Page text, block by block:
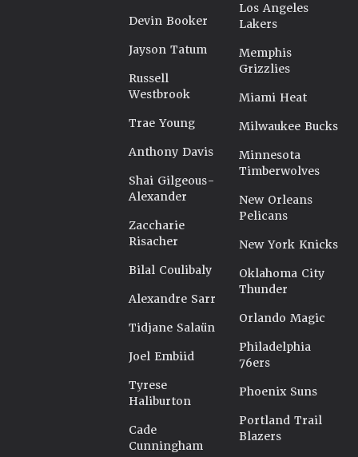
Devin Booker
Jayson Tatum
Russell
Westbrook
Trae Young
Anthony Davis
Shai Gilgeous-
Alexander
Zaccharie
Risacher
Bilal Coulibaly
Alexandre Sarr
Tidjane Salaün
Joel Embiid
Tyrese
Haliburton
Cade
Cunningham
Los Angeles
Lakers
Memphis
Grizzlies
Miami Heat
Milwaukee Bucks
Minnesota
Timberwolves
New Orleans
Pelicans
New York Knicks
Oklahoma City
Thunder
Orlando Magic
Philadelphia
76ers
Phoenix Suns
Portland Trail
Blazers